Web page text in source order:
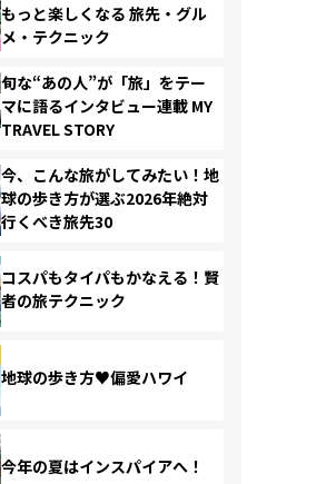
もっと楽しくなる 旅先・グル
メ・テクニック
旬な“あの人”が「旅」をテー
マに語るインタビュー連載 MY
TRAVEL STORY
今、こんな旅がしてみたい！地
球の歩き方が選ぶ2026年絶対
行くべき旅先30
コスパもタイパもかなえる！賢
者の旅テクニック
地球の歩き方♥偏愛ハワイ
今年の夏はインスパイアへ！